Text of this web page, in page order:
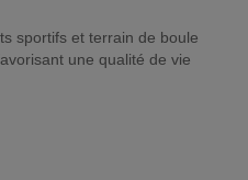
sportifs et terrain de boule
une qualité de vie